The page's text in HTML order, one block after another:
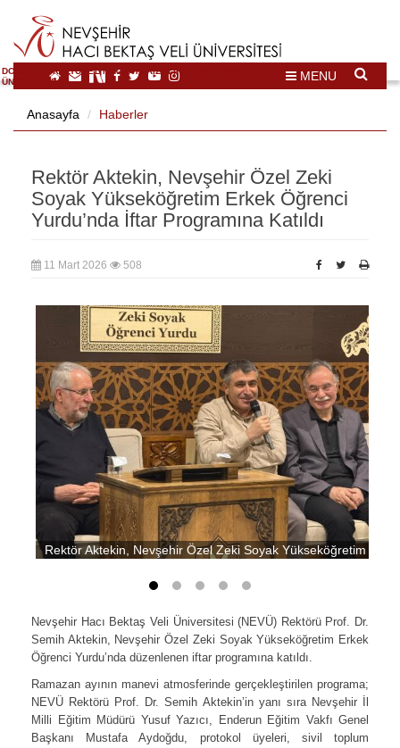
DOĞAL VE KÜLTÜREL MİRAS TURİZMİ İHTİSASLAŞMA
ÜNİVERSİTESİ
MENU
Anasayfa Haberler
Rektör Aktekin, Nevşehir Özel Zeki
Soyak Yükseköğretim Erkek Öğrenci
Yurdu’nda İftar Programına Katıldı
11 Mart 2026 508
Rektör Aktekin, Nevşehir Özel Zeki Soyak Yükseköğretim
Nevşehir Hacı Bektaş Veli Üniversitesi (NEVÜ) Rektörü Prof. Dr.
Semih Aktekin, Nevşehir Özel Zeki Soyak Yükseköğretim Erkek
Öğrenci Yurdu’nda düzenlenen iftar programına katıldı.
Ramazan ayının manevi atmosferinde gerçekleştirilen programa;
NEVÜ Rektörü Prof. Dr. Semih Aktekin’in yanı sıra Nevşehir İl
Milli Eğitim Müdürü Yusuf Yazıcı, Enderun Eğitim Vakfı Genel
Başkanı Mustafa Aydoğdu, protokol üyeleri, sivil toplum